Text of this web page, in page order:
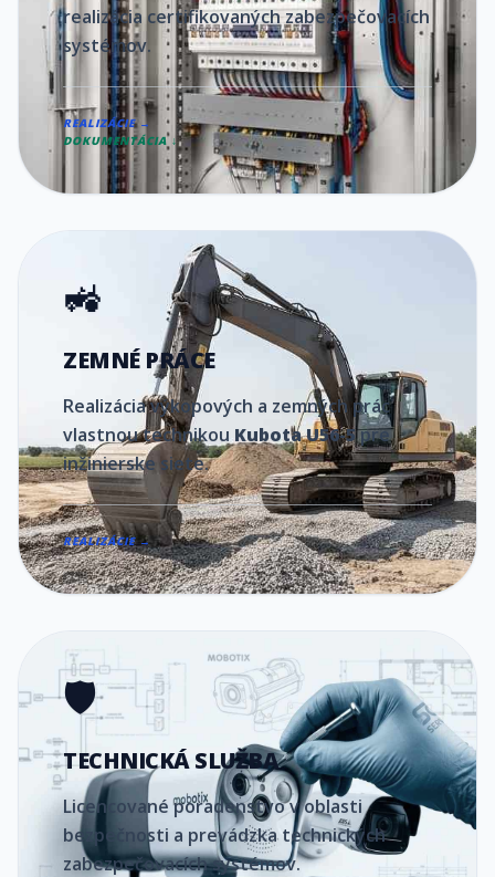
realizácia certifikovaných zabezpečovacích
systémov.
REALIZÁCIE →
DOKUMENTÁCIA ↓
🚜
ZEMNÉ PRÁCE
Realizácia výkopových a zemných prác
vlastnou technikouKubota U56-5pre
inžinierske siete.
REALIZÁCIE →
🛡️
TECHNICKÁ SLUŽBA
Licencované poradenstvo v oblasti
bezpečnosti a prevádzka technických
zabezpečovacích systémov.